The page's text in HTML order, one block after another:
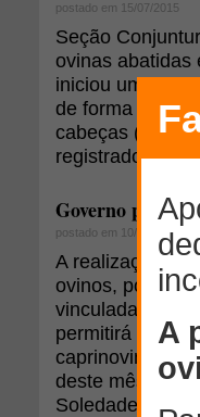
postado em 15/07/2015
Seção
ovinas abatidas
iniciou um
de forma que o
cabeças
registrado nos
Governo
postado em 10/07/2015
A realização
ovinos, por
vinculada à
permitirá o
deste mês, às
Soledade.